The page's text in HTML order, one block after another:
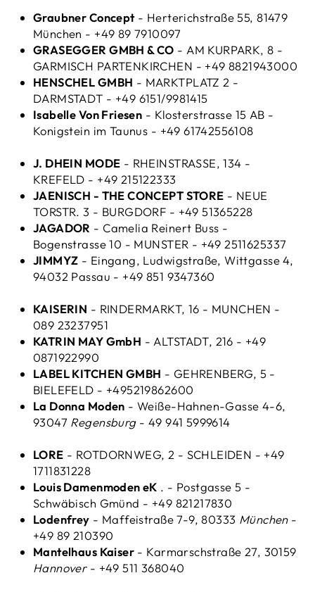
Graubner Concept- Herterichstraße 55, 81479
München - +49 89 7910097
GRASEGGER GMBH & CO - AM KURPARK, 8 -
GARMISCH PARTENKIRCHEN - +49 8821943000
HENSCHEL GMBH - MARKTPLATZ 2 -
DARMSTADT - +49 6151/9981415
Isabelle Von Friesen - Klosterstrasse 15 AB -
Konigstein im Taunus - +49 61742556108
J. DHEIN MODE - RHEINSTRASSE, 134 -
KREFELD - +49 215122333
JAENISCH - THE CONCEPT STORE - NEUE
TORSTR. 3 - BURGDORF - +49 51365228
JAGADOR - Camelia Reinert Buss -
Bogenstrasse 10 - MUNSTER - +49 2511625337
JIMMYZ - Eingang, Ludwigstraße, Wittgasse 4,
94032 Passau - +49 851 9347360
KAISERIN - RINDERMARKT, 16 - MUNCHEN -
089 23237951
KATRIN MAY GmbH - ALTSTADT, 216 - +49
0871922990
LABEL KITCHEN GMBH - GEHRENBERG, 5 -
BIELEFELD - +495219862600
La Donna Moden - Weiße-Hahnen-Gasse 4-6,
93047 Regensburg- 49 941 5999614
LORE - ROTDORNWEG, 2 - SCHLEIDEN - +49
1711831228
Louis Damenmoden eK . - Postgasse 5 -
Schwäbisch Gmünd - +49 821217830
Lodenfrey - Maffeistraße 7-9, 80333 München-
+49 89 210390
Mantelhaus Kaiser - Karmarschstraße 27, 30159
Hannover- +49 511 368040